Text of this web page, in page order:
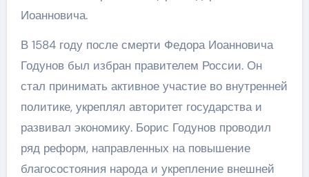
Иоанновича.
В 1584 году после смерти Федора Иоанновича
Годунов был избран правителем России. Он
стал принимать активное участие во внутренней
политике, укреплял авторитет государства и
развивал экономику. Борис Годунов проводил
ряд реформ, направленных на повышение
благосостояния народа и укрепление внешней